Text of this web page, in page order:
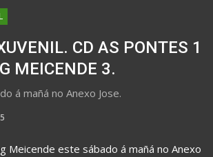
CD AS PONTES 1
MEICENDE 3.
á mañá no Anexo Jose.
Meicende este sábado á mañá no Anexo